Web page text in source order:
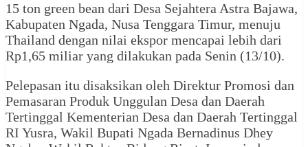
15 ton green bean dari Desa Sejahtera Astra Bajawa,
Kabupaten Ngada, Nusa Tenggara Timur, menuju
Thailand dengan nilai ekspor mencapai lebih dari
Rp1,65 miliar yang dilakukan pada Senin (13/10).
Pelepasan itu disaksikan oleh Direktur Promosi dan
Pemasaran Produk Unggulan Desa dan Daerah
Tertinggal Kementerian Desa dan Daerah Tertinggal
RI Yusra, Wakil Bupati Ngada Bernadinus Dhey